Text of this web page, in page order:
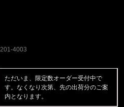
4003
ただいま、限定数オーダー受付中で
す。なくなり次第、先の出荷分のご案
内となります。